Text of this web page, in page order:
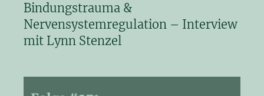
Bindungstrauma &
Nervensystemregulation – Interview
mit Lynn Stenzel